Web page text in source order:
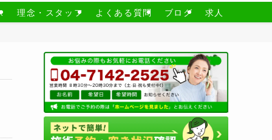
理念・スタッフ よくある質問 ブログ 求人